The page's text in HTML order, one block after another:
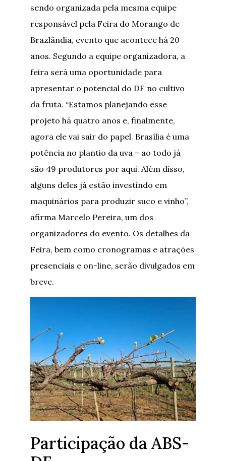
sendo organizada pela mesma equipe
responsável pela Feira do Morango de
Brazlândia, evento que acontece há 20
anos. Segundo a equipe organizadora, a
feira será uma oportunidade para
apresentar o potencial do DF no cultivo
da fruta. “Estamos planejando esse
projeto há quatro anos e, finalmente,
agora ele vai sair do papel. Brasília é uma
potência no plantio da uva – ao todo já
são 49 produtores por aqui. Além disso,
alguns deles já estão investindo em
maquinários para produzir suco e vinho”,
afirma Marcelo Pereira, um dos
organizadores do evento. Os detalhes da
Feira, bem como cronogramas e atrações
presenciais e on-line, serão divulgados em
breve.
Participação da ABS-